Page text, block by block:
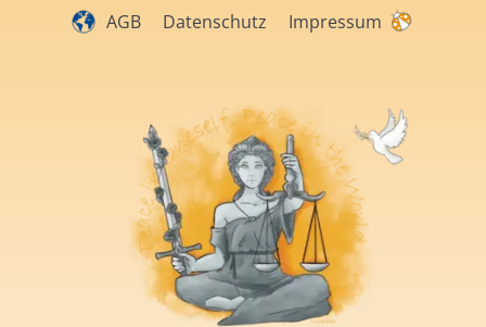
AGB Datenschutz Impressum